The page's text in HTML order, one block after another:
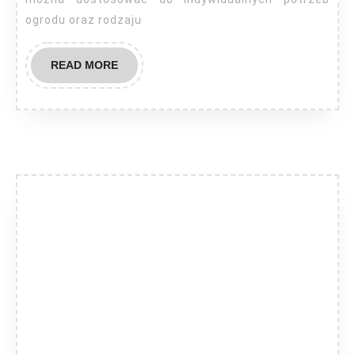
ogrodu oraz rodzaju
READ MOREREAD
MORE